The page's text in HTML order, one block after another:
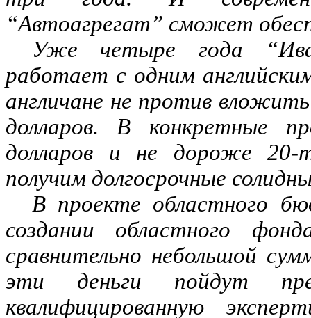
“Автоагрегат” сможет
Уже четыре года
работает с одним
англичане не против
долларов. В конкретные
долларов и не дороже
получим долгосрочные
В проекте областного
создании областного
сравнительно небольшой
эти деньги пойдут
квалифицированную